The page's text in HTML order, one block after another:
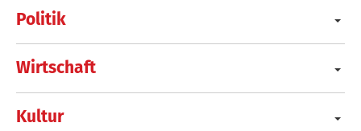
Politik
Wirtschaft
Kultur